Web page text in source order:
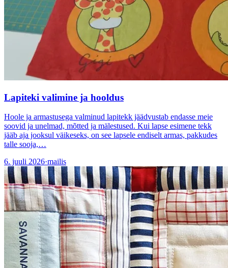
Lapiteki valimine ja hooldus
Hoole ja armastusega valminud lapitekk jäädvustab endasse meie
soovid ja unelmad, mõtted ja mälestused. Kui lapse esimene tekk
jääb aja jooksul väikeseks, on see lapsele endiselt armas, pakkudes
talle sooja,…
6. juuli 2026·mailis